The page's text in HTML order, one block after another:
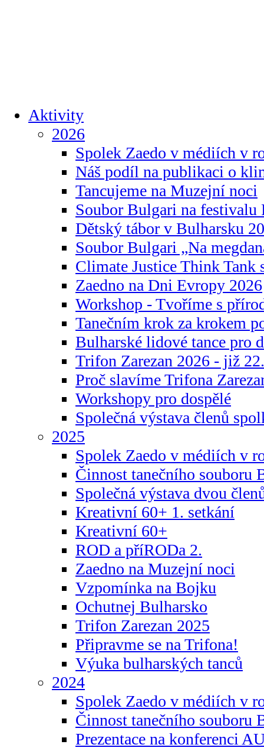
Aktivity
2026
Spolek Zaedo v médiích v
Náš podíl na publikaci o
Tancujeme na Muzejní noci
Soubor Bulgari na festivalu
Dětský tábor v Bulharsku
Soubor Bulgari „Na
Climate Justice Think Tank
Zaedno na Dni Evropy 2026
Workshop - Tvoříme s
Tanečním krok za krokem
Bulharské lidové tance pro
Trifon Zarezan 2026 - již
Proč slavíme Trifona
Workshopy pro dospělé
Společná výstava členů
2025
Spolek Zaedo v médiích v
Činnost tanečního souboru
Společná výstava dvou
Kreativní 60+ 1. setkání
Kreativní 60+
ROD a příRODa 2.
Zaedno na Muzejní noci
Vzpomínka na Bojku
Ochutnej Bulharsko
Trifon Zarezan 2025
Připravme se na Trifona!
Výuka bulharských tanců
2024
Spolek Zaedo v médiích v
Činnost tanečního souboru
Prezentace na konferenci